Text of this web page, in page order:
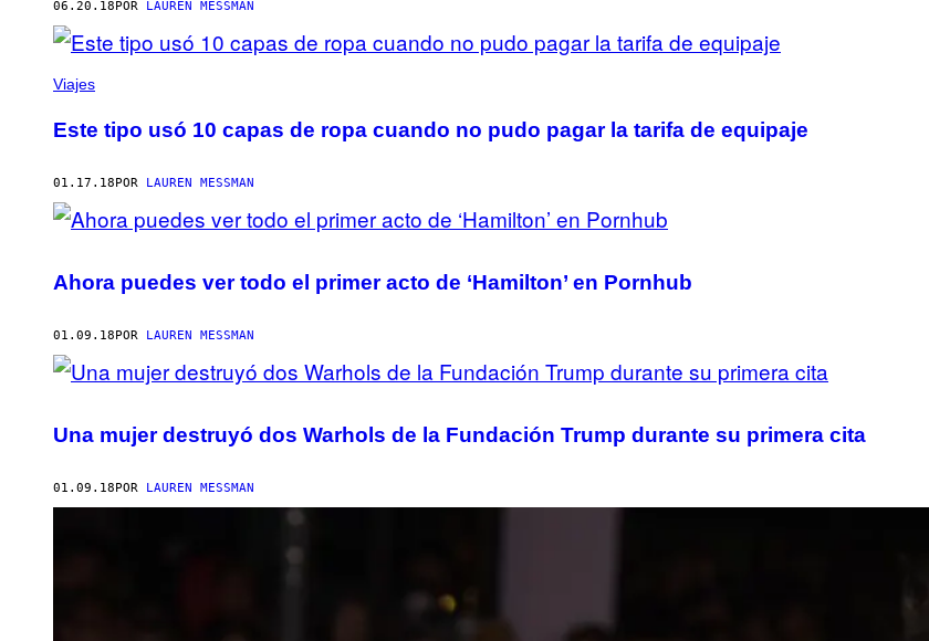
06.20.18 POR LAUREN MESSMAN
Viajes
Este tipo usó 10 capas de ropa cuando no pudo pagar la tarifa de equipaje
01.17.18 POR LAUREN MESSMAN
Ahora puedes ver todo el primer acto de ‘Hamilton’ en Pornhub
01.09.18 POR LAUREN MESSMAN
Una mujer destruyó dos Warhols de la Fundación Trump durante su primera cita
01.09.18 POR LAUREN MESSMAN